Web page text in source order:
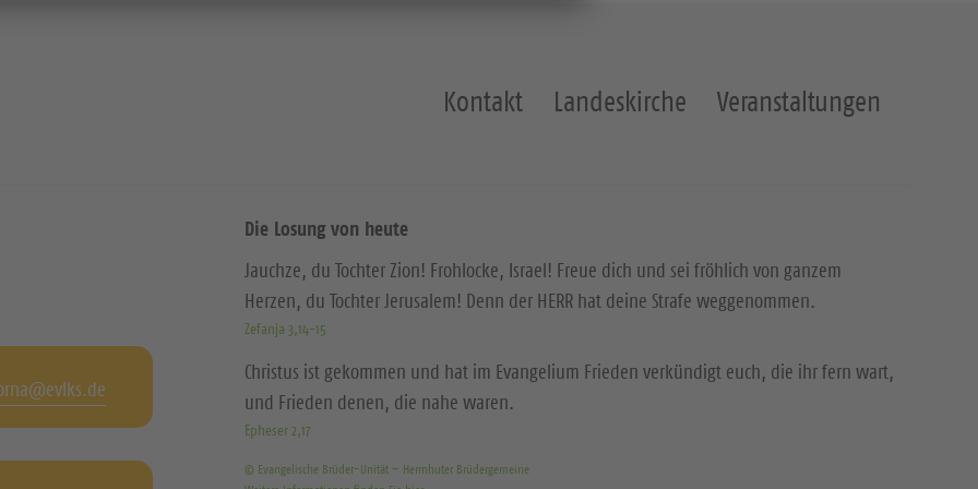
Kontakt Landeskirche Veranstaltungen
Die Losung von heute
Jauchze, du Tochter Zion! Frohlocke, Israel! Freue dich und sei fröhlich von ganzem
Herzen, du Tochter Jerusalem! Denn der HERR hat deine Strafe weggenommen.
Zefanja 3,14-15
Christus ist gekommen und hat im Evangelium Frieden verkündigt euch, die ihr fern wart,
und Frieden denen, die nahe waren.
Epheser 2,17
© Evangelische Brüder-Unität – Herrnhuter Brüdergemeine